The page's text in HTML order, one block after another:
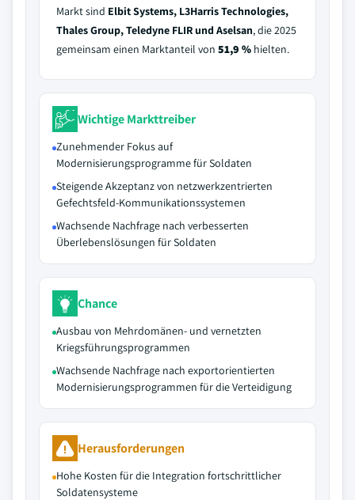
Markt sind Elbit Systems, L3Harris Technologies,
Thales Group, Teledyne FLIR und Aselsan, die 2025
gemeinsam einen Marktanteil von 51,9 % hielten.
Wichtige Markttreiber
Zunehmender Fokus auf
Modernisierungsprogramme für Soldaten
Steigende Akzeptanz von netzwerkzentrierten
Gefechtsfeld-Kommunikationssystemen
Wachsende Nachfrage nach verbesserten
Überlebenslösungen für Soldaten
Chance
Ausbau von Mehrdomänen- und vernetzten
Kriegsführungsprogrammen
Wachsende Nachfrage nach exportorientierten
Modernisierungsprogrammen für die Verteidigung
Herausforderungen
Hohe Kosten für die Integration fortschrittlicher
Soldatensysteme